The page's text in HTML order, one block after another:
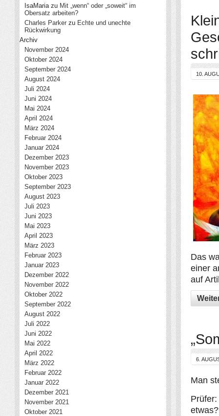
10.
Das
einer
auf
6.
Man
etwas?
IsaMariazu Mit „wenn“ oder „soweit“ im
Obersatz arbeiten?
Charles Parker zu Echte und unechte
Rückwirkung
Archiv
November 2024
Oktober 2024
September 2024
August 2024
Juli 2024
Juni 2024
Mai 2024
April 2024
März 2024
Februar 2024
Januar 2024
Dezember 2023
November 2023
Oktober 2023
September 2023
August 2023
Juli 2023
Juni 2023
Mai 2023
April 2023
März 2023
Februar 2023
Januar 2023
Dezember 2022
November 2022
Oktober 2022
September 2022
August 2022
Juli 2022
Juni 2022
Mai 2022
April 2022
März 2022
Februar 2022
Januar 2022
Dezember 2021
November 2021
Oktober 2021